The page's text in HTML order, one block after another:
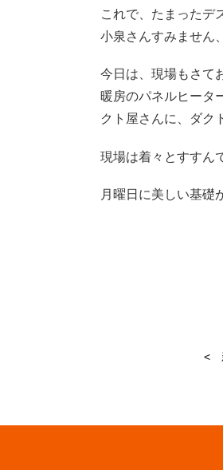
これで、たまったデ
小泉さんすみません
今日は、現場もさて
暖房のパネルヒータ
クト屋さんに、ダク
現場は着々とすすん
月曜日に美しい基礎
<